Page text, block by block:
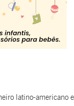
latino-americano